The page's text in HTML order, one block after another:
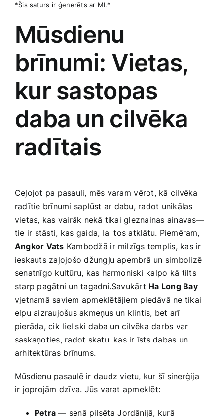
*Šis saturs⁤ ir ģenerēts ar ‍MI.*
Mūsdienu⁣
brīnumi: Vietas,‌
kur sastopas
daba un cilvēka
radītais
Ceļojot pa pasauli,‍ mēs varam⁤ vērot, kā cilvēka
radītie brīnumi saplūst ar ⁤dabu, radot‍ unikālas
vietas, kas vairāk nekā ​tikai gleznainas ainavas—
tie ir stāsti, kas⁤ gaida, ​lai tos atklātu. Piemēram,
Angkor Vats Kambodžā⁤ ir milzīgs templis, kas ​ir
ieskauts zaļojošo džungļu apembrā un simbolizē
senatnīgo kultūru, kas harmoniski kalpo⁤ kā tilts
starp pagātni un tagadni.Savukārt Ha‍ Long‌ Bay
vjetnamā saviem apmeklētājiem‍ piedāvā ​ne tikai
elpu aizraujošus akmeņus un klintis, bet‍ arī
pierāda, cik lieliski daba un cilvēka darbs var ​
saskaņoties, radot skatu, kas ir īsts dabas un ​
arhitektūras brīnums.
Mūsdienu‌ pasaulē ir daudz​ vietu, kur šī sinerģija
ir joprojām dzīva. Jūs varat apmeklēt: ⁣
Petra — senā pilsēta⁤ Jordānijā, kurā